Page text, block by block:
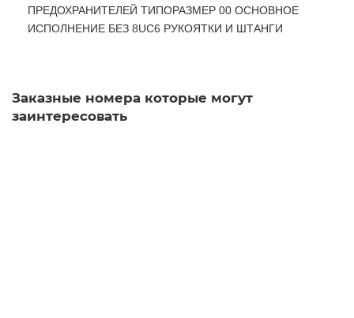
ПРЕДОХРАНИТЕЛЕЙ ТИПОРАЗМЕР 00 ОСНОВНОЕ
ИСПОЛНЕНИЕ БЕЗ 8UC6 РУКОЯТКИ И ШТАНГИ
Заказные номера которые могут
заинтересовать